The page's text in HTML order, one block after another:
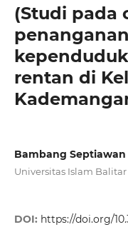
(Studi pada
rentan di
Bambang Septiawan
Universitas Islam Balitar
DOI: https://doi.org/